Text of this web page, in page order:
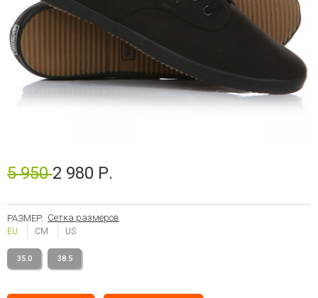
5 9502 980 Р.
РАЗМЕР: Сетка размеров
EU CM US
35.0 38.5